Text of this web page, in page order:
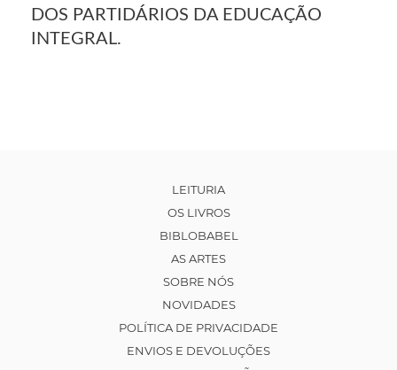
DOS PARTIDÁRIOS DA EDUCAÇÃO
INTEGRAL.
LEITURIA
OS LIVROS
BIBLOBABEL
AS ARTES
SOBRE NÓS
NOVIDADES
POLÍTICA DE PRIVACIDADE
ENVIOS E DEVOLUÇÕES